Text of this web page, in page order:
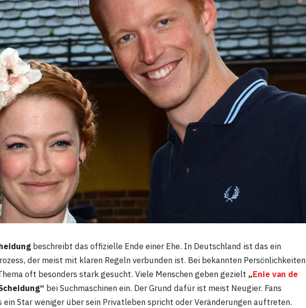
beschreibt das offizielle Ende einer Ehe. In Deutschland ist das ein
der meist mit klaren Regeln verbunden ist. Bei bekannten Persönlichkeiten
oft besonders stark gesucht. Viele Menschen geben gezielt „Enie van de
bei Suchmaschinen ein. Der Grund dafür ist meist Neugier. Fans
ein Star weniger über sein Privatleben spricht oder Veränderungen auftreten.